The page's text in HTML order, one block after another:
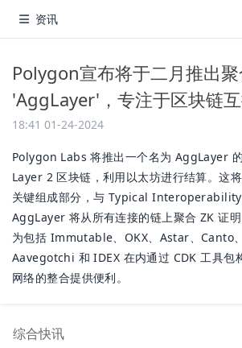
资讯
Polygon宣布将于二月推出
'AggLayer'，专注于区块链
18:41 01-24-2024
Polygon Labs 将推出一个名为 AggLayer
Layer 2 区块链，利用以太坊进行结算。这
关键组成部分，与 Typical Interoperability
AggLayer 将从所有连接的链上聚合 ZK 证
为包括 Immutable、OKX、Astar、Canto
Aavegotchi 和 IDEX 在内通过 CDK 工具包
网络的整合提供便利。
综合快讯